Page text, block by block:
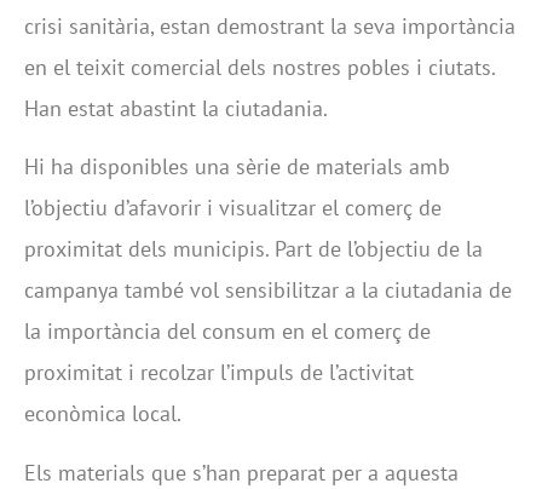
crisi sanitària, estan demostrant la seva importància
en el teixit comercial dels nostres pobles i ciutats.
Han estat abastint la ciutadania.
Hi ha disponibles una sèrie de materials amb
l’objectiu d’afavorir i visualitzar el comerç de
proximitat dels municipis. Part de l’objectiu de la
campanya també vol sensibilitzar a la ciutadania de
la importància del consum en el comerç de
proximitat i recolzar l’impuls de l’activitat
econòmica local.
Els materials que s’han preparat per a aquesta